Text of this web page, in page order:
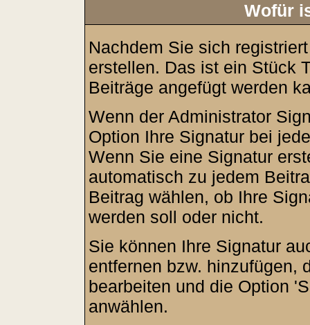
Wofür
Nachdem Sie sich
erstellen. Das ist ein Stück
Beiträge angefügt werden
Wenn der Administrator
Option Ihre Signatur bei
Wenn Sie eine Signatur
automatisch zu jedem
Beitrag wählen, ob Ihre
werden soll oder nicht.
Sie können Ihre Signatur
entfernen bzw. hinzufügen,
bearbeiten und die Option
anwählen.